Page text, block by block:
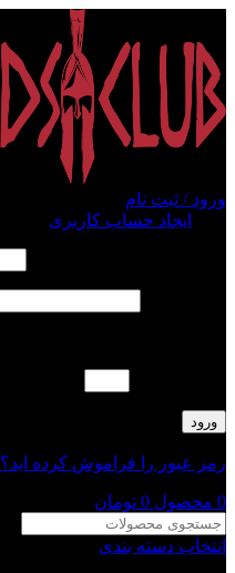
ورود / ثبت نام
ایجاد حساب کاربری
ورود
رمز عبور را فراموش کرده اید؟
0 محصول 0 تومان
انتخاب دسته بندی